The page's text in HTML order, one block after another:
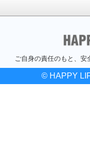
ご自身の責任のもと、安
© HAPPY